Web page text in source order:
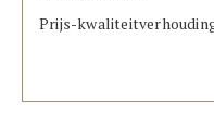
Prijs-